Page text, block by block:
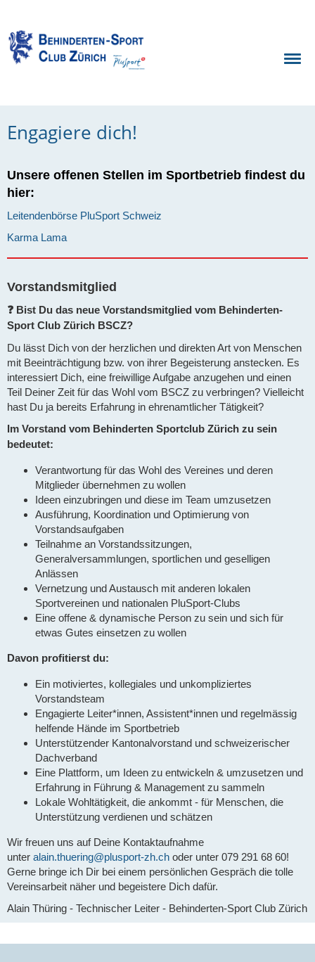
Engagiere dich!
Unsere offenen Stellen im Sportbetrieb findest du
hier:
Leitendenbörse PluSport Schweiz
Karma Lama
Vorstandsmitglied
❓ Bist Du das neue Vorstandsmitglied vom Behinderten-
Sport Club Zürich BSCZ?
Du lässt Dich von der herzlichen und direkten Art von Menschen
mit Beeinträchtigung bzw. von ihrer Begeisterung anstecken. Es
interessiert Dich, eine freiwillige Aufgabe anzugehen und einen
Teil Deiner Zeit für das Wohl vom BSCZ zu verbringen? Vielleicht
hast Du ja bereits Erfahrung in ehrenamtlicher Tätigkeit?
Im Vorstand vom Behinderten Sportclub Zürich zu sein
bedeutet:
Verantwortung für das Wohl des Vereines und deren
Mitglieder übernehmen zu wollen
Ideen einzubringen und diese im Team umzusetzen
Ausführung, Koordination und Optimierung von
Vorstandsaufgaben
Teilnahme an Vorstandssitzungen,
Generalversammlungen, sportlichen und geselligen
Anlässen
Vernetzung und Austausch mit anderen lokalen
Sportvereinen und nationalen PluSport-Clubs
Eine offene & dynamische Person zu sein und sich für
etwas Gutes einsetzen zu wollen
Davon profitierst du:
Ein motiviertes, kollegiales und unkompliziertes
Vorstandsteam
Engagierte Leiter*innen, Assistent*innen und regelmässig
helfende Hände im Sportbetrieb
Unterstützender Kantonalvorstand und schweizerischer
Dachverband
Eine Plattform, um Ideen zu entwickeln & umzusetzen und
Erfahrung in Führung & Management zu sammeln
Lokale Wohltätigkeit, die ankommt - für Menschen, die
Unterstützung verdienen und schätzen
Wir freuen uns auf Deine Kontaktaufnahme
unter alain.thuering@plusport-zh.ch oder unter 079 291 68 60!
Gerne bringe ich Dir bei einem persönlichen Gespräch die tolle
Vereinsarbeit näher und begeistere Dich dafür.
Alain Thüring - Technischer Leiter - Behinderten-Sport Club Zürich